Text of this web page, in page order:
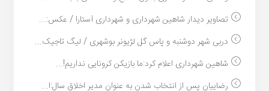
تصاویر دیدار شاهین شهرداری و شهرداری آستارا / عکس:...
دربی شهر دوشنبه و پاس گل لژیونر بوشهری / لیگ تاجیک...
شاهین شهرداری اعلام کرد:ما بازیکن کرونایی نداریم!...
رضاییان پس از انتخاب شدن به عنوان مدیر اخلاق سال:ا...